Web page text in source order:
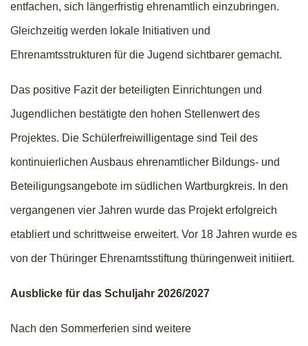
entfachen, sich längerfristig ehrenamtlich einzubringen.
Gleichzeitig werden lokale Initiativen und
Ehrenamtsstrukturen für die Jugend sichtbarer gemacht.
Das positive Fazit der beteiligten Einrichtungen und
Jugendlichen bestätigte den hohen Stellenwert des
Projektes. Die Schülerfreiwilligentage sind Teil des
kontinuierlichen Ausbaus ehrenamtlicher Bildungs- und
Beteiligungsangebote im südlichen Wartburgkreis. In den
vergangenen vier Jahren wurde das Projekt erfolgreich
etabliert und schrittweise erweitert. Vor 18 Jahren wurde es
von der Thüringer Ehrenamtsstiftung thüringenweit initiiert.
Ausblicke für das Schuljahr 2026/2027
Nach den Sommerferien sind weitere